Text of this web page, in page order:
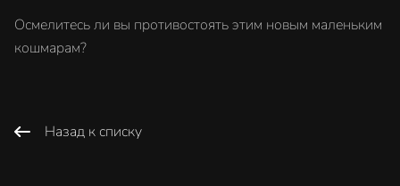
Осмелитесь ли вы противостоять этим новым маленьким
кошмарам?
Назад к списку